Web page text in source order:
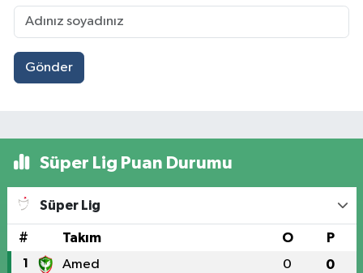
Gönder
Süper Lig Puan Durumu
Süper Lig
# Takım O P
1 Amed 0 0